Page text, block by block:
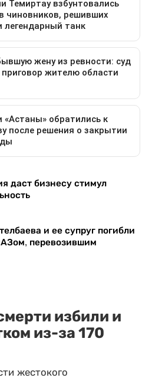
даст бизнесу стимул
и ее супруг погибли
перевозившим
избили и
из-за 170
жестокого